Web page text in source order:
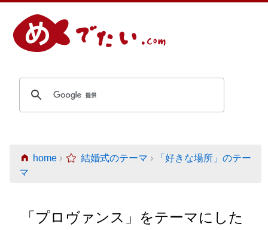
home › 結婚式のテーマ ›
「好きな場所」のテー
マ
「プロヴァンス」をテーマにした